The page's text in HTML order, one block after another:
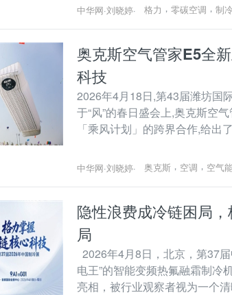
中华网·刘晓婷· 格力 ， 零碳空调 ， 制冷
奥克斯空气管家E5全
科技
2026年4月18日,第43届潍坊国
于“风”的春日盛会上,奥克斯空
「乘风计划」的跨界合作,给
中华网·刘晓婷· 奥克斯 ， 空调 ， 空气
隐性浪费成冷链困局
局
2026年4月8日，北京，第37
电王”的智能变频热氟融霜制冷
亮相，被行业观察者视为一个